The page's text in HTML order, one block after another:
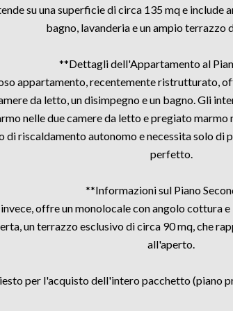
su una superficie di circa 135 mq e include
bagno, lavanderia e un ampio terrazzo
**Dettagli dell'Appartamento al
appartamento, recentemente ristrutturato,
da letto, un disimpegno e un bagno. Gli
nelle due camere da letto e pregiato marmo
di riscaldamento autonomo e necessita solo di
perfetto.
**Informazioni sul Piano
offre un monolocale con angolo cottura
un terrazzo esclusivo di circa 90 mq, che
all'aperto.
per l'acquisto dell'intero pacchetto (piano